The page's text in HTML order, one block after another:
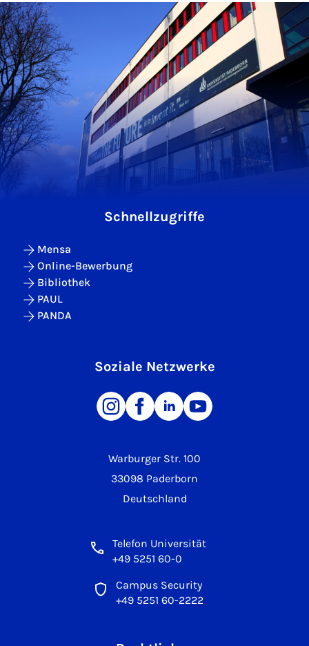
Warburger Str. 100
33098 Paderborn
Deutschland
Telefon Universität
+49 5251 60-0
Campus Security
+49 5251 60-2222
Schnellzugriffe
Mensa
Online-Bewerbung
Bibliothek
PAUL
PANDA
Soziale Netzwerke